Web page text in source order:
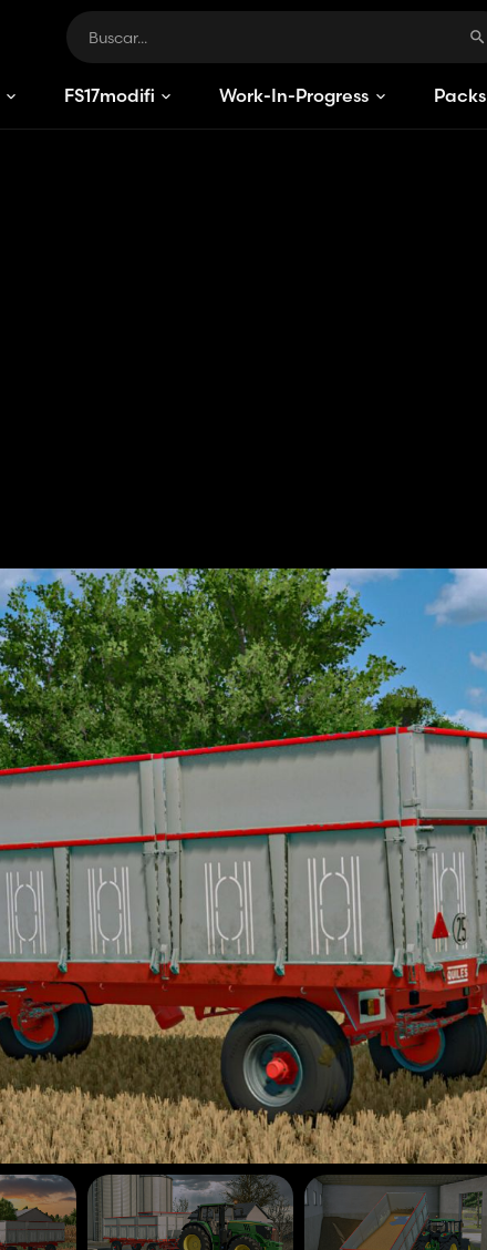
FS17modificacionesWork-In-Progress Packs